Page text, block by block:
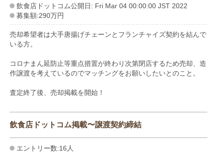
飲食店ドットコム公開日: Fri Mar 04 00:00:00 JST 2022
募集額:290万円
売却希望者は大手唐揚げチェーンとフランチャイズ契約を結んで
いる方。
コロナまん延防止等重点措置が終わり次第閉店するため売却、造
作譲渡を考えているのでマッチングをお願いしたいとのこと。
査定終了後、売却掲載を開始！
飲食店ドットコム掲載〜譲渡契約締結
エントリー数:16人